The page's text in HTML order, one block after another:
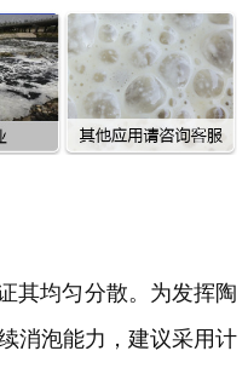
其均匀分散。为发挥陶
消泡能力，建议采用计